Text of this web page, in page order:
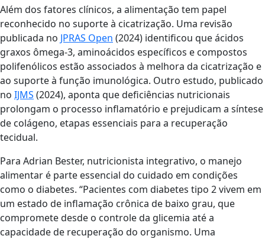
Além dos fatores clínicos, a alimentação tem papel
reconhecido no suporte à cicatrização. Uma revisão
publicada no JPRAS Open (2024) identificou que ácidos
graxos ômega-3, aminoácidos específicos e compostos
polifenólicos estão associados à melhora da cicatrização e
ao suporte à função imunológica. Outro estudo, publicado
no IJMS (2024), aponta que deficiências nutricionais
prolongam o processo inflamatório e prejudicam a síntese
de colágeno, etapas essenciais para a recuperação
tecidual.
Para Adrian Bester, nutricionista integrativo, o manejo
alimentar é parte essencial do cuidado em condições
como o diabetes. “Pacientes com diabetes tipo 2 vivem em
um estado de inflamação crônica de baixo grau, que
compromete desde o controle da glicemia até a
capacidade de recuperação do organismo. Uma